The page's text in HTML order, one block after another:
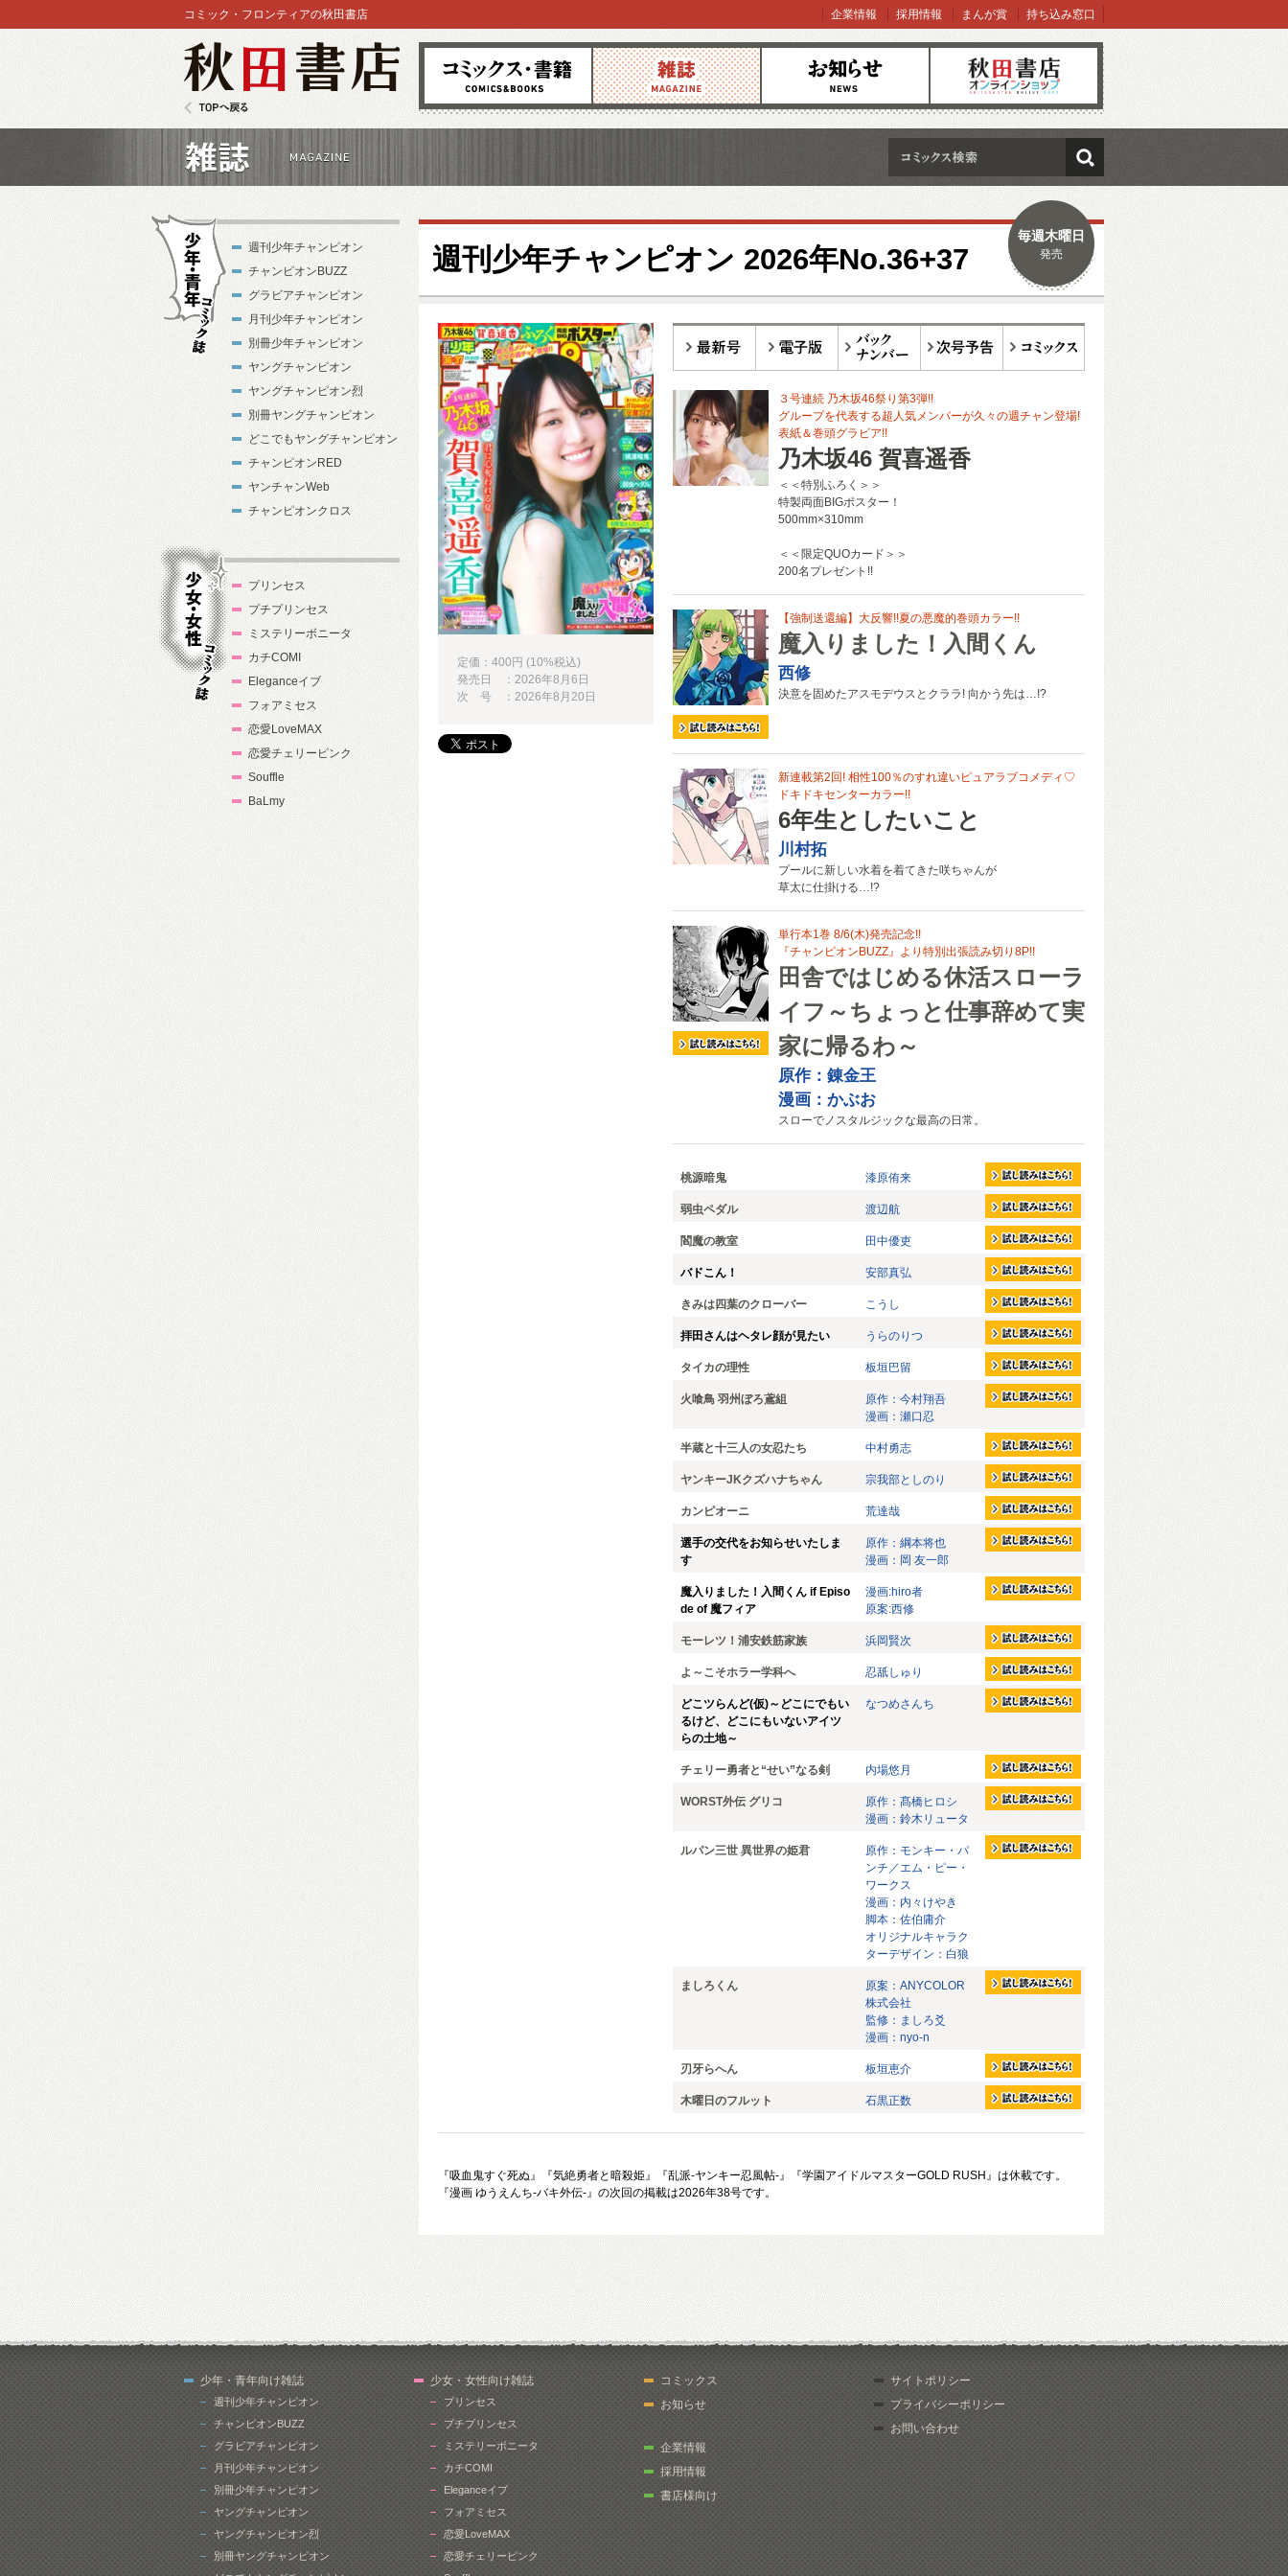
コミックス 雑誌 お知らせ オンラインショップ
コミック・フロンティアの秋田書店 企業情報 採用情報 まんが賞 持ち込み窓口
検索
週刊少年チャンピオン 2026年No.36+37
毎週木曜日
発売
３号連続 乃木坂46祭り第3弾!!
グループを代表する超人気メンバーが久々の週チャン登場!
表紙＆巻頭グラビア!!
乃木坂46 賀喜遥香
＜＜特別ふろく＞＞
特製両面BIGポスター！
500mm×310mm
＜＜限定QUOカード＞＞
200名プレゼント!!
【強制送還編】大反響!!夏の悪魔的巻頭カラー!!
魔入りました！入間くん
西修
決意を固めたアスモデウスとクララ! 向かう先は…!?
新連載第2回! 相性100％のすれ違いピュアラブコメディ♡
ドキドキセンターカラー!!
6年生としたいこと
川村拓
プールに新しい水着を着てきた咲ちゃんが
草太に仕掛ける…!?
単行本1巻 8/6(木)発売記念!!
『チャンピオンBUZZ』より特別出張読み切り8P!!
田舎ではじめる休活スローラ
イフ～ちょっと仕事辞めて実
家に帰るわ～
原作：錬金王
漫画：かぶお
スローでノスタルジックな最高の日常。
桃源暗鬼 漆原侑来
弱虫ペダル 渡辺航
閻魔の教室 田中優吏
バドこん！ 安部真弘
きみは四葉のクローバー こうし
拝田さんはヘタレ顔が見たい うらのりつ
タイカの理性 板垣巴留
火喰鳥 羽州ぼろ鳶組
原作：今村翔吾
漫画：瀬口忍
半蔵と十三人の女忍たち 中村勇志
ヤンキーJKクズハナちゃん 宗我部としのり
カンピオーニ 荒達哉
選手の交代をお知らせいたしま
す
原作：綱本将也
漫画：岡 友一郎
魔入りました！入間くん if Episo
de of 魔フィア
漫画:hiro者
原案:西修
モーレツ！浦安鉄筋家族 浜岡賢次
よ～こそホラー学科へ 忍舐しゅり
どこツらんど(仮)～どこにでもい
るけど、どこにもいないアイツ
らの土地～
なつめさんち
チェリー勇者と“せい”なる剣 内場悠月
WORST外伝 グリコ
原作：髙橋ヒロシ
漫画：鈴木リュータ
ルパン三世 異世界の姫君
原作：モンキー・パ
ンチ／エム・ピー・
ワークス
漫画：内々けやき
脚本：佐伯庸介
オリジナルキャラク
ターデザイン：白狼
ましろくん
原案：ANYCOLOR
株式会社
監修：ましろ爻
漫画：nyo-n
刃牙らへん 板垣恵介
木曜日のフルット 石黒正数
定価：400円 (10%税込)
発売日 ：2026年8月6日
次 号 ：2026年8月20日
『吸血鬼すぐ死ぬ』『気絶勇者と暗殺姫』 『乱派-ヤンキー忍風帖-』
『学園アイドルマスターGOLD RUSH』は休載です。
『漫画 ゆうえんち-バキ外伝-』の次回の掲載は2026年38号です。
週刊少年チャンピオン
チャンピオンBUZZ
グラビアチャンピオン
月刊少年チャンピオン
別冊少年チャンピオン
ヤングチャンピオン
ヤングチャンピオン烈
別冊ヤングチャンピオン
どこでもヤングチャンピオン
チャンピオンRED
ヤンチャンWeb
チャンピオンクロス
プリンセス
プチプリンセス
ミステリーボニータ
カチCOMI
Eleganceイブ
フォアミセス
恋愛LoveMAX
恋愛チェリーピンク
Souffle
BaLmy
少年・青年向け雑誌
週刊少年チャンピオン
チャンピオンBUZZ
グラビアチャンピオン
月刊少年チャンピオン
別冊少年チャンピオン
ヤングチャンピオン
ヤングチャンピオン烈
別冊ヤングチャンピオン
少女・女性向け雑誌
プリンセス
プチプリンセス
ミステリーボニータ
カチCOMI
Eleganceイブ
フォアミセス
恋愛LoveMAX
恋愛チェリーピンク
コミックス
お知らせ
企業情報
採用情報
書店様向け
サイトポリシー
プライバシーポリシー
お問い合わせ